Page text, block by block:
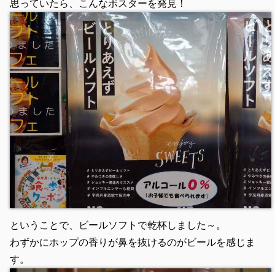
思っていたら、こんなポスターを発見！
ということで、ビールソフトで乾杯しました～。
わずかにホップの香りが鼻を抜けるのがビールを感じま
す。